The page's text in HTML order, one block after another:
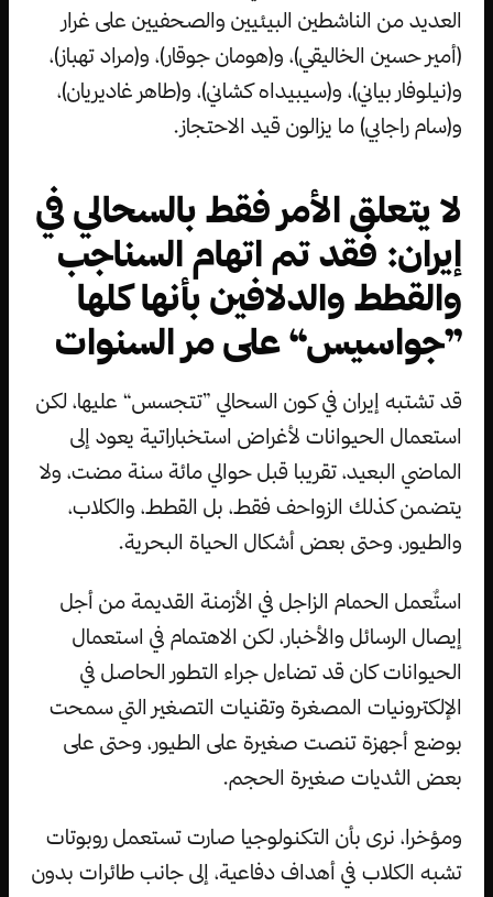
العديد من الناشطين البيئيين والصحفيين على غرار
(أمير حسين الخاليقي)، و(هومان جوقار)، و(مراد تهباز)،
و(نيلوفار بياني)، و(سيبيداه كشاني)، و(طاهر غاديريان)،
و(سام راجابي) ما يزالون قيد الاحتجاز.
لا يتعلق الأمر فقط بالسحالي في
إيران: فقد تم اتهام السناجب
والقطط والدلافين بأنها كلها
”جواسيس“ على مر السنوات
قد تشتبه إيران في كون السحالي ”تتجسس“ عليها، لكن
استعمال الحيوانات لأغراض استخباراتية يعود إلى
الماضي البعيد، تقريبا قبل حوالي مائة سنة مضت، ولا
يتضمن كذلك الزواحف فقط، بل القطط، والكلاب،
والطيور، وحتى بعض أشكال الحياة البحرية.
استٌعمل الحمام الزاجل في الأزمنة القديمة من أجل
إيصال الرسائل والأخبار، لكن الاهتمام في استعمال
الحيوانات كان قد تضاءل جراء التطور الحاصل في
الإلكترونيات المصغرة وتقنيات التصغير التي سمحت
بوضع أجهزة تنصت صغيرة على الطيور، وحتى على
بعض الثديات صغيرة الحجم.
ومؤخرا، نرى بأن التكنولوجيا صارت تستعمل روبوتات
تشبه الكلاب في أهداف دفاعية، إلى جانب طائرات بدون